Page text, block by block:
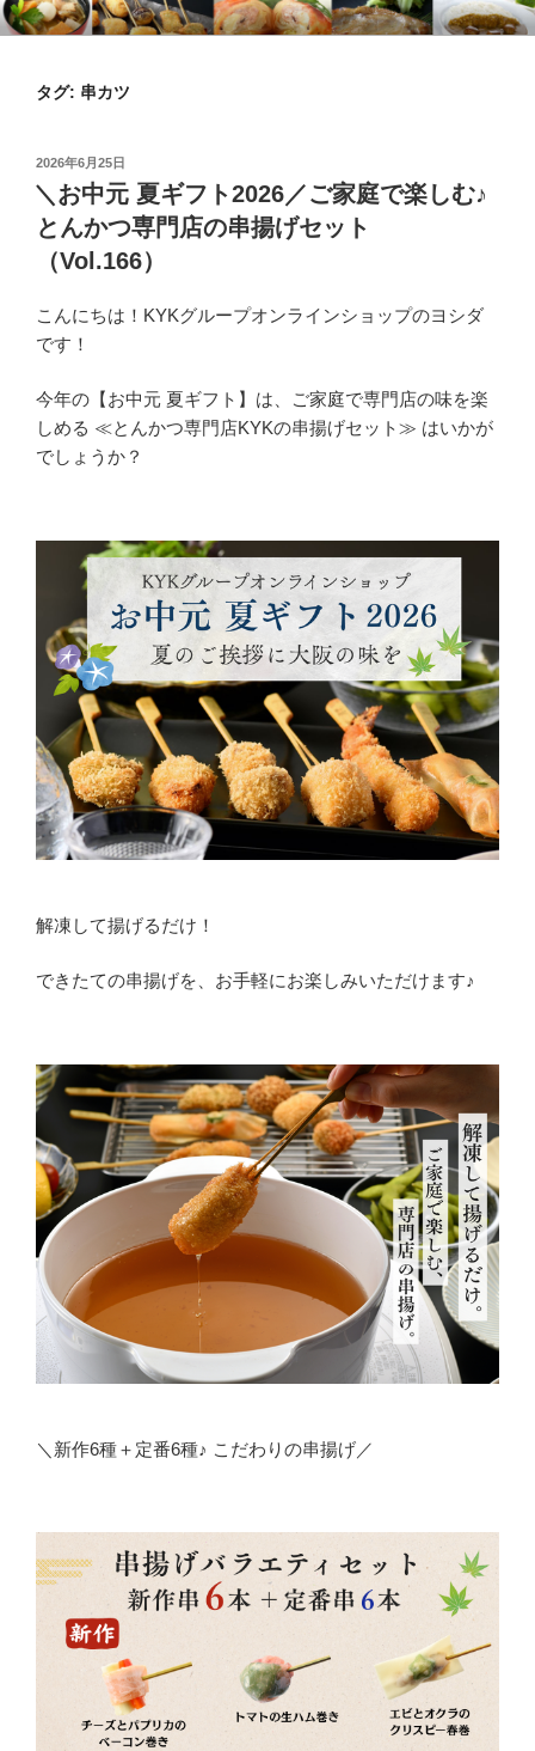
コ
ン
KYKオンラインブログ
特集 ～オンラインショップ～
タグ: 串カツ
投
稿
日:
2026年6月25日
＼お中元 夏ギフト2026／ご家庭で楽しむ♪
とんかつ専門店の串揚げセット
（Vol.166）
こんにちは！KYKグループオンラインショップのヨシダ
です！
今年の【お中元 夏ギフト】は、ご家庭で専門店の味を楽
しめる ≪とんかつ専門店KYKの串揚げセット≫ はいかが
でしょうか？
解凍して揚げるだけ！
できたての串揚げを、お手軽にお楽しみいただけます♪
＼新作6種＋定番6種♪ こだわりの串揚げ／